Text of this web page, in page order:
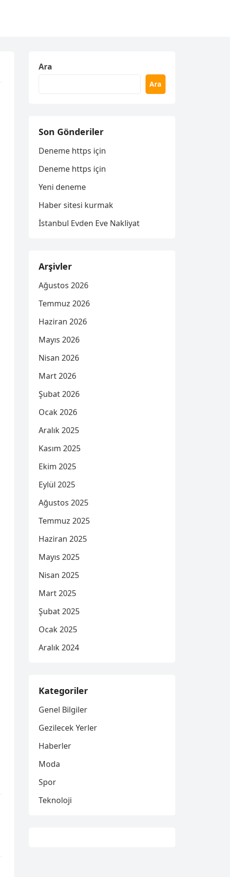
Ara
Ara
Son Gönderiler
Deneme https için
Deneme https için
Yeni deneme
Haber sitesi kurmak
İstanbul Evden Eve Nakliyat
Arşivler
Ağustos 2026
Temmuz 2026
Haziran 2026
Mayıs 2026
Nisan 2026
Mart 2026
Şubat 2026
Ocak 2026
Aralık 2025
Kasım 2025
Ekim 2025
Eylül 2025
Ağustos 2025
Temmuz 2025
Haziran 2025
Mayıs 2025
Nisan 2025
Mart 2025
Şubat 2025
Ocak 2025
Aralık 2024
Kategoriler
Genel Bilgiler
Gezilecek Yerler
Haberler
Moda
Spor
Teknoloji